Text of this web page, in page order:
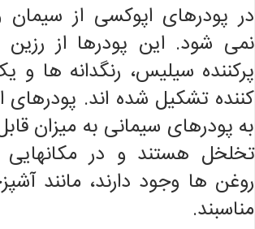
در پودرهای اپوکسی از سیمان
نمی شود. این پودرها از رزین
پرکننده سیلیس، رنگدانه ها
کننده تشکیل شده اند.
به پودرهای سیمانی به میزان
تخلخل هستند و در
روغن ها وجود دارند، مانند
مناسبند.